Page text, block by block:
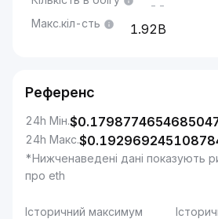
--
Макс.кіл-сть 1.92B
Референс
24h Мін.$
24h Макс.$
*Нижченаведені дані показують
про eth
Історичний максимум